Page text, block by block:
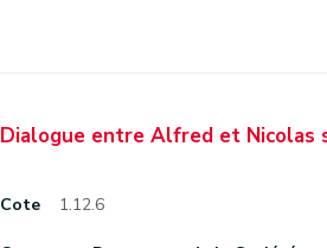
Dialogue entre Alfred et
Cote 1.12.6